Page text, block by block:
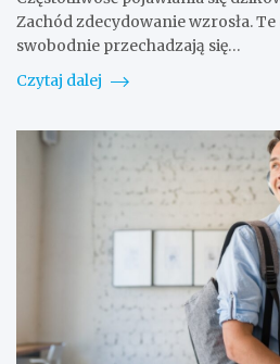
Zachód zdecydowanie wzrosła.
swobodnie przechadzają się…
Czytaj dalej